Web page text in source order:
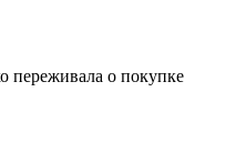
переживала о покупке